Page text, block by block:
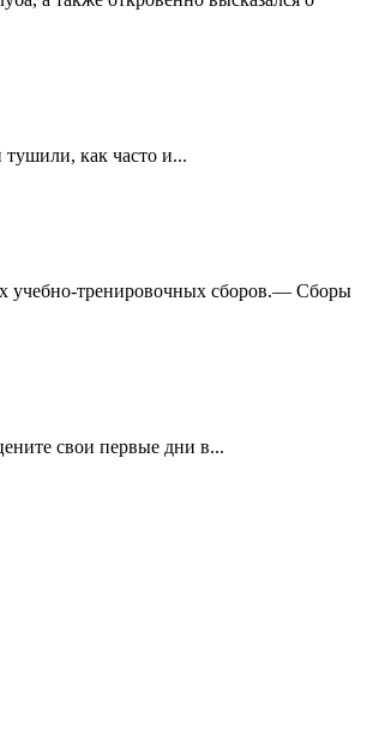
как часто и...
учебно-тренировочных сборов.— Сборы
свои первые дни в...